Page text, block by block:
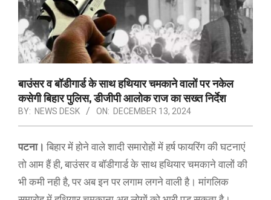
बाउंसर व बॉडीगार्ड के साथ हथियार चमकाने वालों पर नकेल
कसेगी बिहार पुलिस, डीजीपी आलोक राज का सख्त निर्देश
BY: NEWS DESK ON: DECEMBER 13, 2024
पटना। बिहार में होने वाले शादी समारोहों में हर्ष फायरिंग की घटनाएं
तो आम हैं ही, बाउंसर व बॉडीगार्ड के साथ हथियार चमकाने वालों की
भी कमी नही है, पर अब इन पर लगाम लगने वाली है। मांगलिक